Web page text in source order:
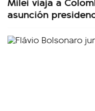
asunción